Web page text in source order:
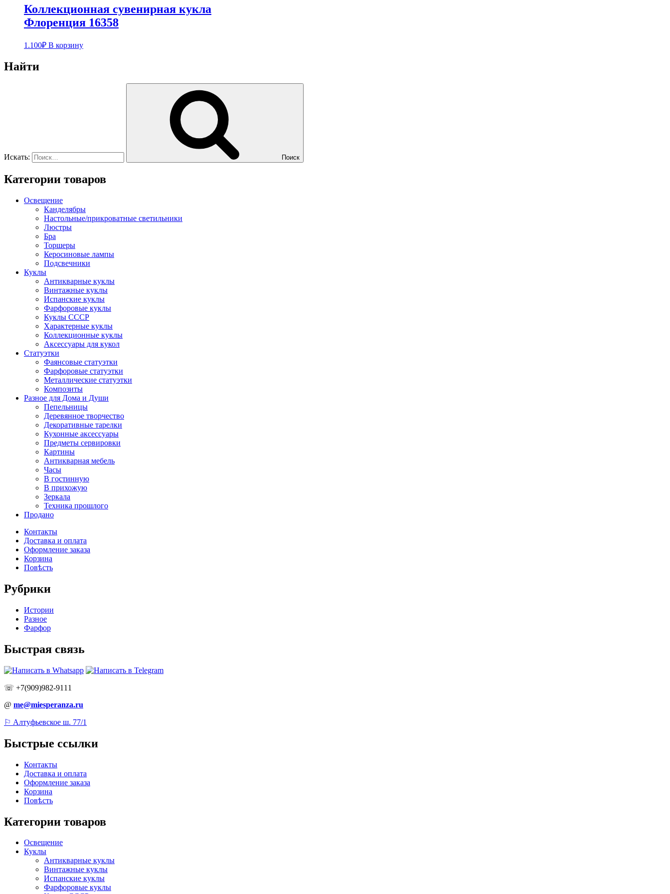
Коллекционная сувенирная кукла
Флоренция 16358
1.100₽ В корзину
Найти
Искать: Поиск
Категории товаров
Освещение
Канделябры
Настольные/прикроватные светильники
Люстры
Бра
Торшеры
Керосиновые лампы
Подсвечники
Куклы
Антикварные куклы
Винтажные куклы
Испанские куклы
Фарфоровые куклы
Куклы СССР
Характерные куклы
Коллекционные куклы
Аксессуары для кукол
Статуэтки
Фаянсовые статуэтки
Фарфоровые статуэтки
Металлические статуэтки
Композиты
Разное для Дома и Души
Пепельницы
Деревянное творчество
Декоративные тарелки
Кухонные аксессуары
Предметы сервировки
Картины
Антикварная мебель
Часы
В гостинную
В прихожую
Зеркала
Техника прошлого
Продано
Контакты
Доставка и оплата
Оформление заказа
Корзина
Повѣсть
Рубрики
Истории
Разное
Фарфор
Быстрая связь
☏ +7(909)982-9111
@ me@miesperanza.ru
⚐ Алтуфьевское ш. 77/1
Быстрые ссылки
Контакты
Доставка и оплата
Оформление заказа
Корзина
Повѣсть
Категории товаров
Освещение
Куклы
Антикварные куклы
Винтажные куклы
Испанские куклы
Фарфоровые куклы